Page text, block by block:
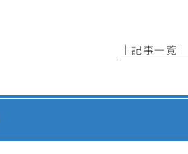
│記事一覧│